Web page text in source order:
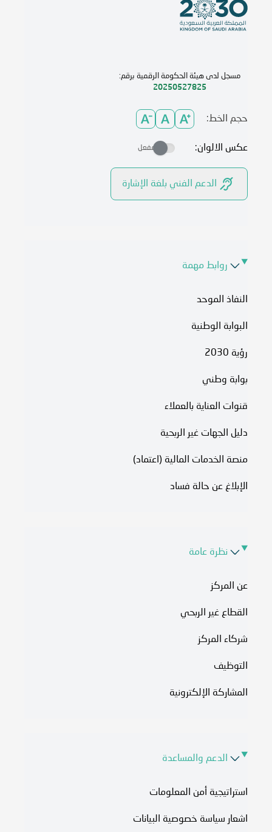
مسجل لدى هيئة الحكومة الرقمية برقم:
20250527825
حجم الخط:
عكس الالوان: مفعل
الدعم الفني بلغة الإشارة
روابط مهمة
النفاذ الموحد
البوابة الوطنية
رؤية 2030
بوابة وطني
قنوات العناية بالعملاء
دليل الجهات غير الربحية
منصة الخدمات المالية (اعتماد)
الإبلاغ عن حالة فساد
نظرة عامة
عن المركز
القطاع غير الربحي
شركاء المركز
التوظيف
المشاركة الإلكترونية
الدعم والمساعدة
استراتيجية أمن المعلومات
اشعار سياسة خصوصية البيانات